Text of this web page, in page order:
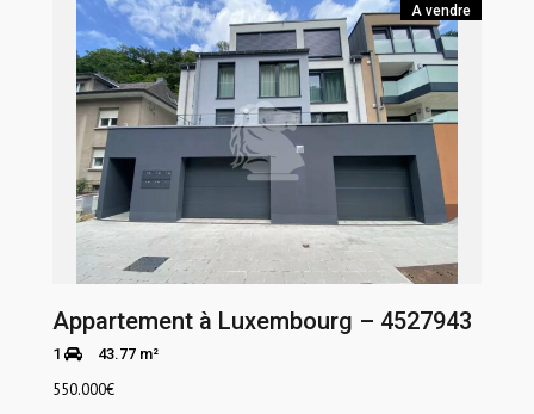
A vendre
Appartement à Luxembourg – 4527943
1 43.77 m²
550.000€